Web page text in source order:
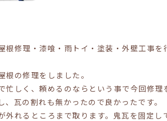
根修理・漆喰・雨トイ・塗装・外壁工事を
の修理をしました。
忙しく、頼めるのならという事で今回修理
瓦の割れも無かったので良かったです。
外れるところまで取ります。鬼瓦を固定